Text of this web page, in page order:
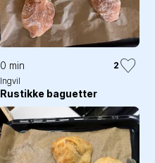
0 min
2
Ingvil
Rustikke baguetter